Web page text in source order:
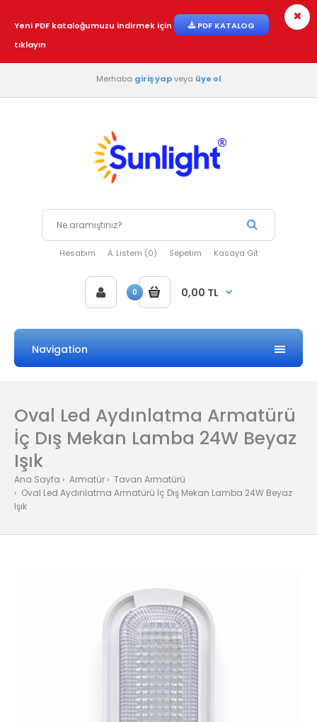
Yeni PDF kataloğumuzu indirmek için
PDF KATALOG
tıklayın
Merhaba giriş yapveya üye ol
Hesabım A. Listem (0) Sepetim Kasaya Git
0 0,00 TL
Navigation
Oval Led Aydınlatma Armatürü
İç Dış Mekan Lamba 24W Beyaz
Işık
Ana Sayfa Armatür
Tavan Armatürü
Oval Led Aydınlatma Armatürü İç Dış Mekan Lamba 24W Beyaz
Işık